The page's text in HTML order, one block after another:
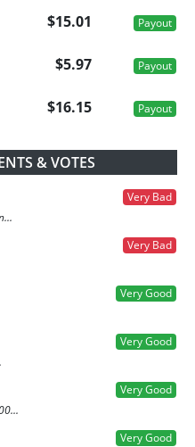
$15.01 Payout
$5.97 Payout
$16.15 Payout
& VOTES
Very Bad
Very Bad
Very Good
Very Good
Very Good
Very Good